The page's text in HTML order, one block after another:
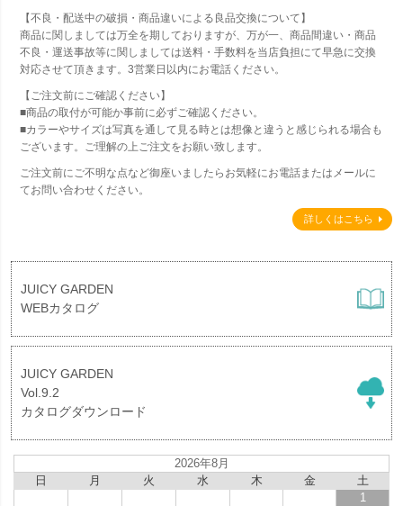
【不良・配送中の破損・商品違いによる良品交換について】
商品に関しましては万全を期しておりますが、万が一、商品間違い・商品
不良・運送事故等に関しましては送料・手数料を当店負担にて早急に交換
対応させて頂きます。3営業日以内にお電話ください。
【ご注文前にご確認ください】
■商品の取付が可能か事前に必ずご確認ください。
■カラーやサイズは写真を通して見る時とは想像と違うと感じられる場合も
ございます。ご理解の上ご注文をお願い致します。
ご注文前にご不明な点など御座いましたらお気軽にお電話またはメールに
てお問い合わせください。
詳しくはこちら
JUICY GARDEN
WEBカタログ
JUICY GARDEN
Vol.9.2
カタログダウンロード
2026年8月
日
月 火 水 木 金
土
1